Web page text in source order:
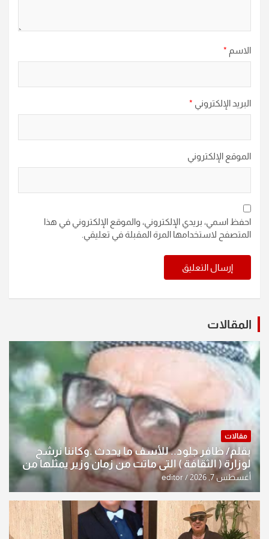
الاسم *
البريد الإلكتروني *
الموقع الإلكتروني
احفظ اسمي، بريدي الإلكتروني، والموقع الإلكتروني في هذا
المتصفح لاستخدامها المرة المقبلة في تعليقي.
المقالات
مقالات
بقلم/ ظافر جلود.. للأسف ما يحدث .وكاننا نرشح
لوزارة ( الثقافة ) التي ماتت من زمان وزير يمثلها من
النخبة والإرث العظيم للثقافة العراقية..
أغسطس 7, 2026 editor